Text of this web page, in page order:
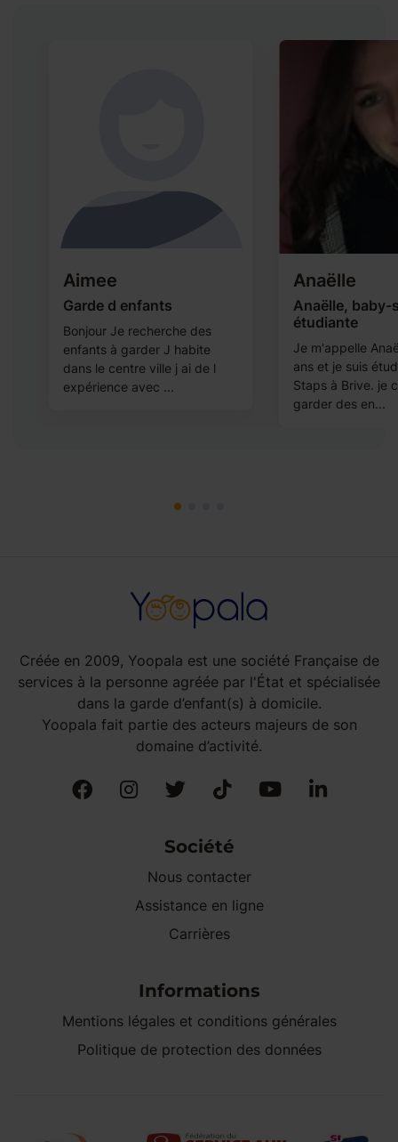
Aimee
Garde d enfants
Bonjour Je recherche des
enfants à garder J habite
dans le centre ville j ai de l
expérience avec ...
Anaëlle
Anaëlle, baby-
étudiante
Je m'appelle
ans et je suis
Staps à Brive. je
garder des en...
Créée en 2009, Yoopala est une société Française de
services à la personne agréée par l'État et spécialisée
dans la garde d’enfant(s) à domicile.
Yoopala fait partie des acteurs majeurs de son
domaine d’activité.
Société
Nous contacter
Assistance en ligne
Carrières
Informations
Mentions légales et conditions générales
Politique de protection des données